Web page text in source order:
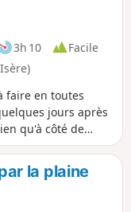
3h 10
Facile
faire en toutes
jours après
qu'à côté de
très
civilisation pendant
10 km ou 8,2 km
la plaine